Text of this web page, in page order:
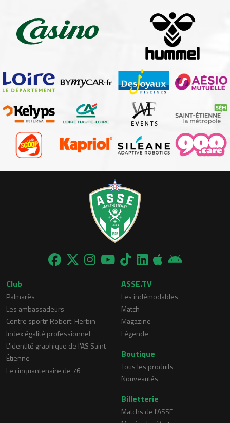
Club
Palmarès
Les ambassadeurs
Centre sportif Robert-Herbin
Index égalité professionnel
L'identité graphique de l'AS Saint-
Étienne
Le cinquantenaire de 76
ASSE.TV
Les indémodables
Match
Magazine
Légende
Boutique
Tous les produits
Nouveautés
Billetterie
Matchs de l'ASSE